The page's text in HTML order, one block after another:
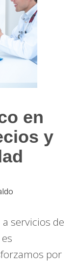
en
y
servicios de
por